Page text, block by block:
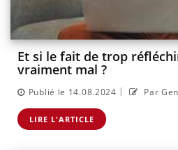
Et si le fait de trop
vraiment mal ?
Publié le 14.08.2024 | Par
LIRE L'ARTICLE